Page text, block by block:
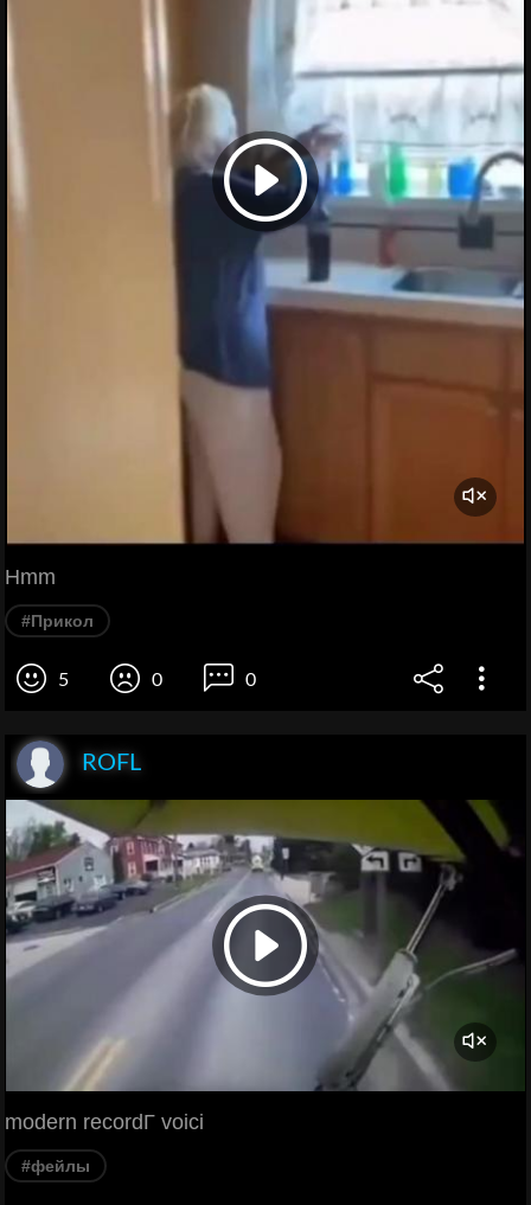
Hmm
#Прикол
5 0 0
ROFL
modern recordГ voici
#фейлы